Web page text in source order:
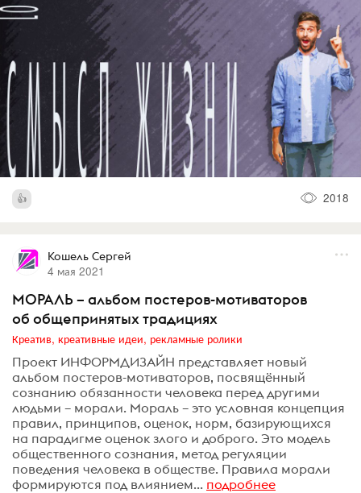
2018
Кошель Сергей
4 мая 2021
МОРАЛЬ – альбом постеров-мотиваторов
об общепринятых традициях
Креатив, креативные идеи, рекламные ролики
Проект ИНФОРМДИЗАЙН представляет новый
альбом постеров-мотиваторов, посвящённый
сознанию обязанности человека перед другими
людьми – морали. Мораль – это условная концепция
правил, принципов, оценок, норм, базирующихся
на парадигме оценок злого и доброго. Это модель
общественного сознания, метод регуляции
поведения человека в обществе. Правила морали
формируются под влиянием... подробнее